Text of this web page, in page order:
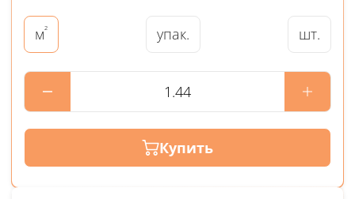
м² упак. шт.
Купить